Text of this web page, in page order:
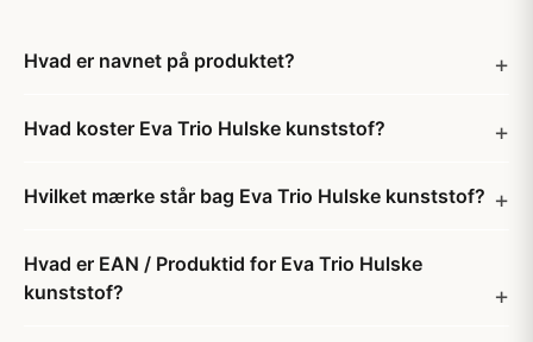
Hvad er navnet på produktet?
Hvad koster Eva Trio Hulske kunststof?
Hvilket mærke står bag Eva Trio Hulske kunststof?
Hvad er EAN / Produktid for Eva Trio Hulske
kunststof?